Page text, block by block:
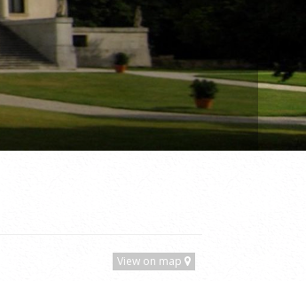
View on map